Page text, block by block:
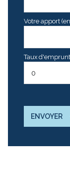
Votre apport
Taux d'emprunt
ENVOYER